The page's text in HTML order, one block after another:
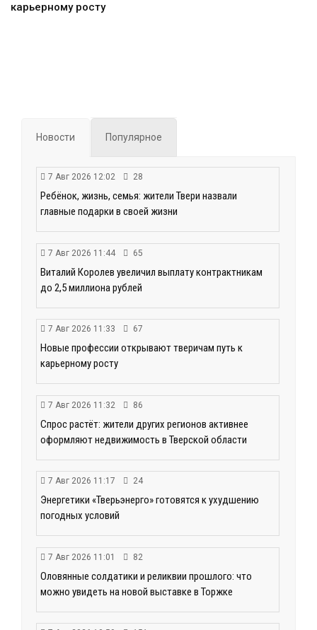
карьерному росту
Новости Популярное
7 Авг 2026 12:02 28
Ребёнок, жизнь, семья: жители Твери назвали
главные подарки в своей жизни
7 Авг 2026 11:44 65
Виталий Королев увеличил выплату контрактникам
до 2,5 миллиона рублей
7 Авг 2026 11:33 67
Новые профессии открывают тверичам путь к
карьерному росту
7 Авг 2026 11:32 86
Спрос растёт: жители других регионов активнее
оформляют недвижимость в Тверской области
7 Авг 2026 11:17 24
Энергетики «Тверьэнерго» готовятся к ухудшению
погодных условий
7 Авг 2026 11:01 82
Оловянные солдатики и реликвии прошлого: что
можно увидеть на новой выставке в Торжке